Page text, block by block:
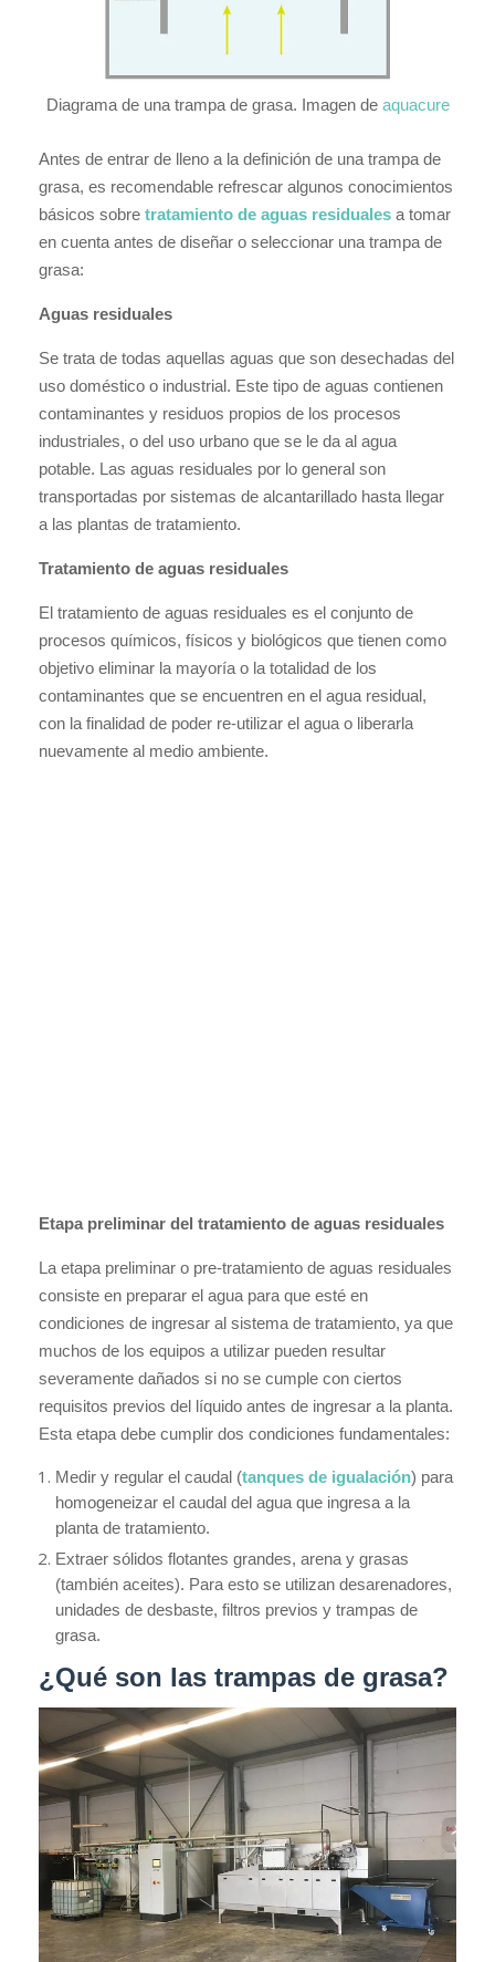
Diagrama de una trampa de grasa. Imagen de aquacure
Antes de entrar de lleno a la definición de una trampa de
grasa, es recomendable refrescar algunos conocimientos
básicos sobre tratamiento de aguas residuales a tomar
en cuenta antes de diseñar o seleccionar una trampa de
grasa:
Aguas residuales
Se trata de todas aquellas aguas que son desechadas del
uso doméstico o industrial. Este tipo de aguas contienen
contaminantes y residuos propios de los procesos
industriales, o del uso urbano que se le da al agua
potable. Las aguas residuales por lo general son
transportadas por sistemas de alcantarillado hasta llegar
a las plantas de tratamiento.
Tratamiento de aguas residuales
El tratamiento de aguas residuales es el conjunto de
procesos químicos, físicos y biológicos que tienen como
objetivo eliminar la mayoría o la totalidad de los
contaminantes que se encuentren en el agua residual,
con la finalidad de poder re-utilizar el agua o liberarla
nuevamente al medio ambiente.
Etapa preliminar del tratamiento de aguas residuales
La etapa preliminar o pre-tratamiento de aguas residuales
consiste en preparar el agua para que esté en
condiciones de ingresar al sistema de tratamiento, ya que
muchos de los equipos a utilizar pueden resultar
severamente dañados si no se cumple con ciertos
requisitos previos del líquido antes de ingresar a la planta.
Esta etapa debe cumplir dos condiciones fundamentales:
Medir y regular el caudal (tanques de igualación) para
homogeneizar el caudal del agua que ingresa a la
planta de tratamiento.
Extraer sólidos flotantes grandes, arena y grasas
(también aceites). Para esto se utilizan desarenadores,
unidades de desbaste, filtros previos y trampas de
grasa.
¿Qué son las trampas de grasa?